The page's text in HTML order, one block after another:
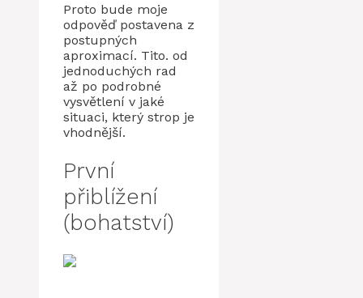
Proto bude moje
odpověď postavena z
postupných
aproximací. Tito. od
jednoduchých rad
až po podrobné
vysvětlení v jaké
situaci, který strop je
vhodnější.
První
přiblížení
(bohatství)